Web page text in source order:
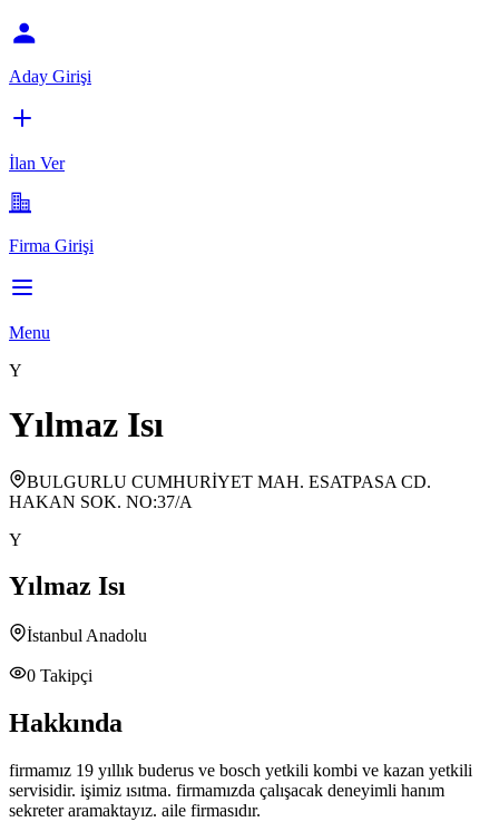
Aday Girişi
İlan Ver
Firma Girişi
Menu
Y
Yılmaz Isı
BULGURLU CUMHURİYET MAH. ESATPASA CD.
HAKAN SOK. NO:37/A
Y
Yılmaz Isı
İstanbul Anadolu
0 Takipçi
Hakkında
firmamız 19 yıllık buderus ve bosch yetkili kombi ve kazan yetkili
servisidir. işimiz ısıtma. firmamızda çalışacak deneyimli hanım
sekreter aramaktayız. aile firmasıdır.